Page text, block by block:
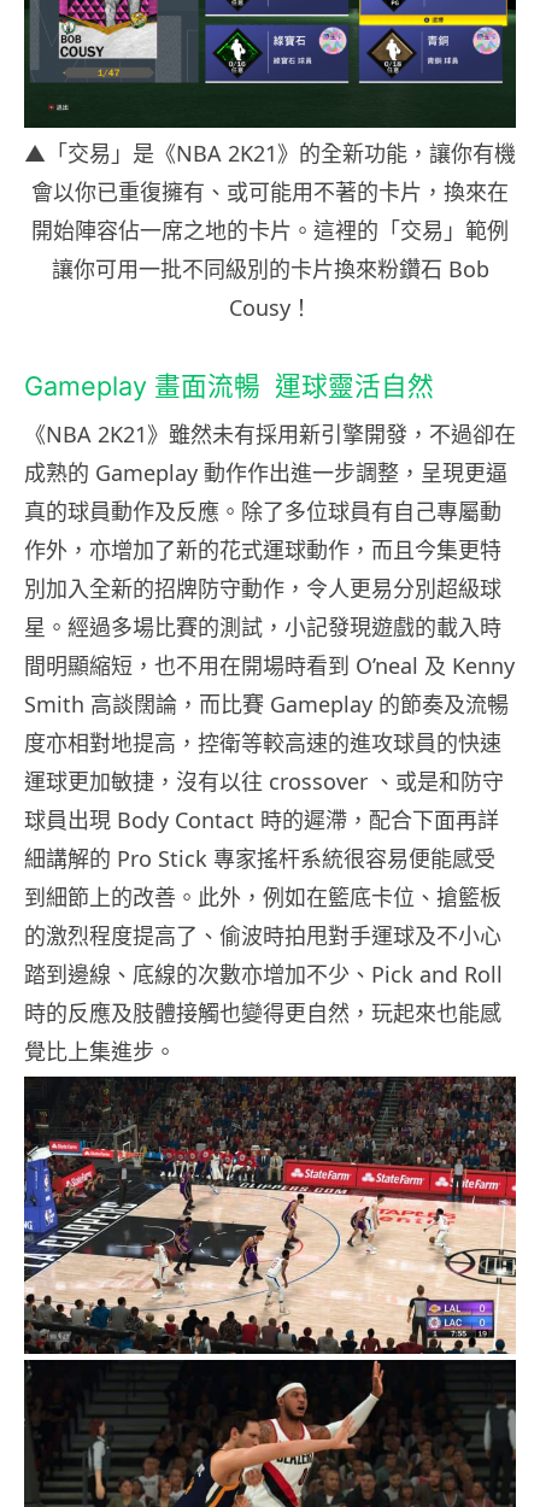
▲「交易」是《NBA 2K21》的全新功能，讓你有機
會以你已重復擁有、或可能用不著的卡片，換來在
開始陣容佔一席之地的卡片。這裡的「交易」範例
讓你可用一批不同級別的卡片換來粉鑽石 Bob
Cousy！
Gameplay 畫面流暢 運球靈活自然
《NBA 2K21》雖然未有採用新引擎開發，不過卻在
成熟的 Gameplay 動作作出進一步調整，呈現更逼
真的球員動作及反應。除了多位球員有自己專屬動
作外，亦增加了新的花式運球動作，而且今集更特
別加入全新的招牌防守動作，令人更易分別超級球
星。經過多場比賽的測試，小記發現遊戲的載入時
間明顯縮短，也不用在開場時看到 O’neal 及 Kenny
Smith 高談闊論，而比賽 Gameplay 的節奏及流暢
度亦相對地提高，控衛等較高速的進攻球員的快速
運球更加敏捷，沒有以往 crossover 、或是和防守
球員出現 Body Contact 時的遲滯，配合下面再詳
細講解的 Pro Stick 專家搖杆系統很容易便能感受
到細節上的改善。此外，例如在籃底卡位、搶籃板
的激烈程度提高了、偷波時拍甩對手運球及不小心
踏到邊線、底線的次數亦增加不少、Pick and Roll
時的反應及肢體接觸也變得更自然，玩起來也能感
覺比上集進步。